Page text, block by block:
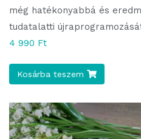
még hatékonyabbá és
tudatalatti
4 990 Ft
Kosárba teszem